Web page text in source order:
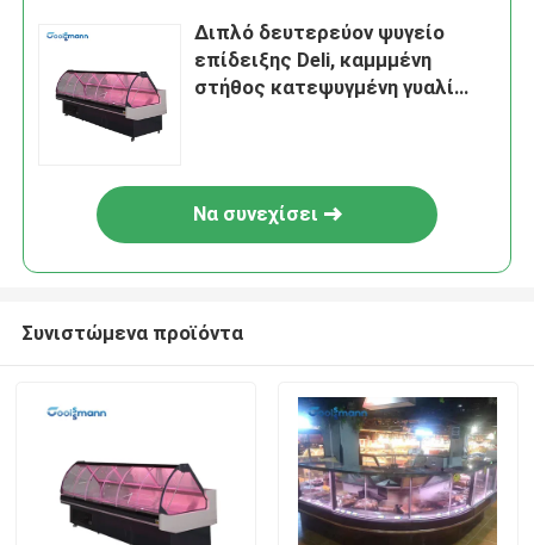
Διπλό δευτερεύον ψυγείο
επίδειξης Deli, καμμμένη
στήθος κατεψυγμένη γυαλί
Να συνεχίσει
Συνιστώμενα προϊόντα